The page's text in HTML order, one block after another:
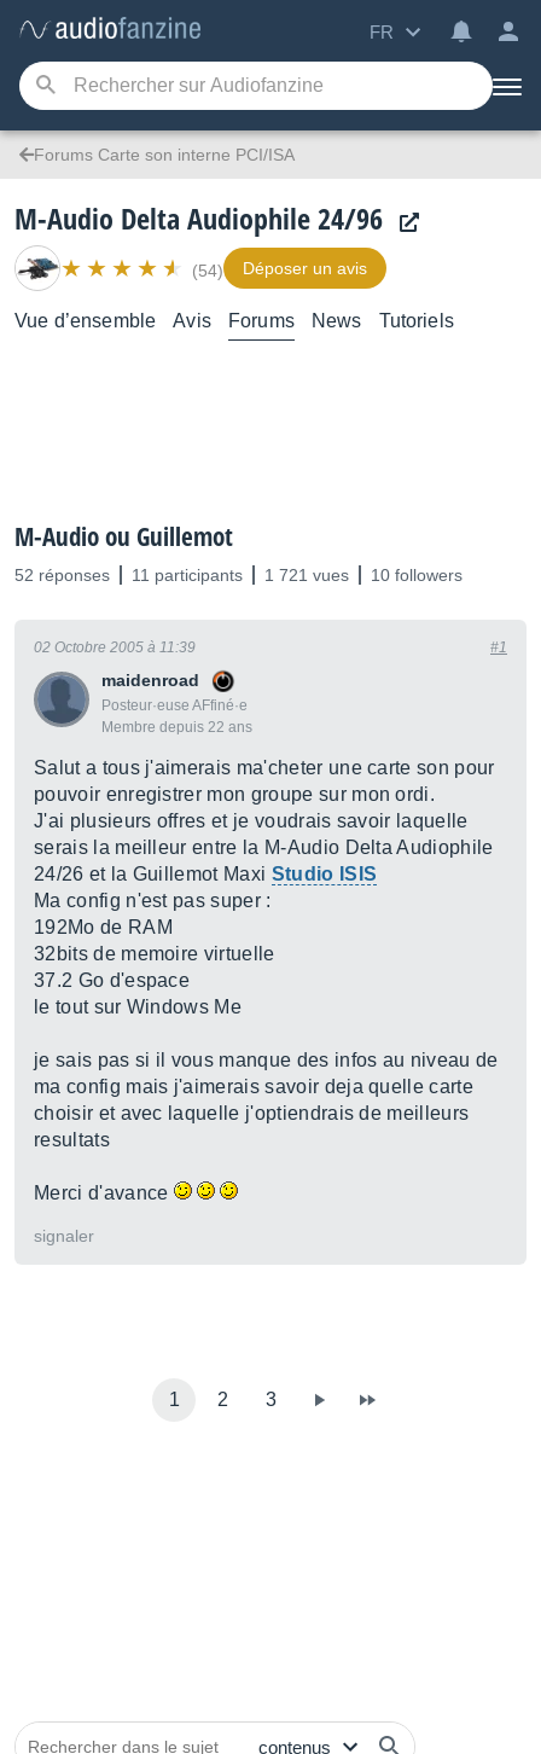
FR
Forums Carte son interne PCI/ISA
M-Audio Delta Audiophile 24/96
(54) Déposer un avis
Vue d’ensemble Avis Forums News Tutoriels
M-Audio ou Guillemot
52 réponses 11 participants 1 721 vues 10 followers
maidenroad
Posteur·euse AFfiné·e
Membre depuis 22 ans
02 Octobre 2005 à 11:39 #1
Salut a tous j'aimerais ma'cheter une carte son pour
pouvoir enregistrer mon groupe sur mon ordi.
J'ai plusieurs offres et je voudrais savoir laquelle
serais la meilleur entre la M-Audio Delta Audiophile
24/26 et la Guillemot Maxi Studio ISIS
Ma config n'est pas super :
192Mo de RAM
32bits de memoire virtuelle
37.2 Go d'espace
le tout sur Windows Me
je sais pas si il vous manque des infos au niveau de
ma config mais j'aimerais savoir deja quelle carte
choisir et avec laquelle j'optiendrais de meilleurs
resultats
Merci d'avance
signaler
1 2 3